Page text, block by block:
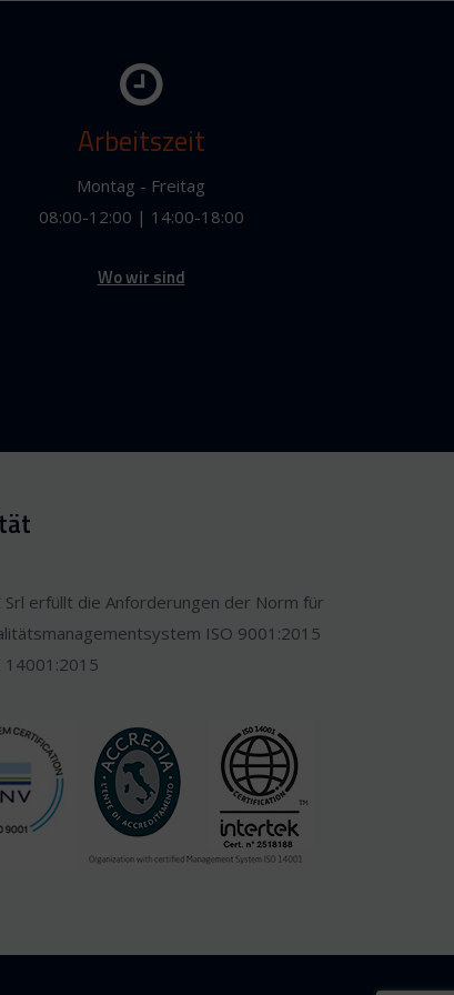
Arbeitszeit
Montag - Freitag
08:00-12:00 | 14:00-18:00
Wo wir sind
Srl erfüllt die Anforderungen der Norm für
ISO 9001:2015
14001:2015